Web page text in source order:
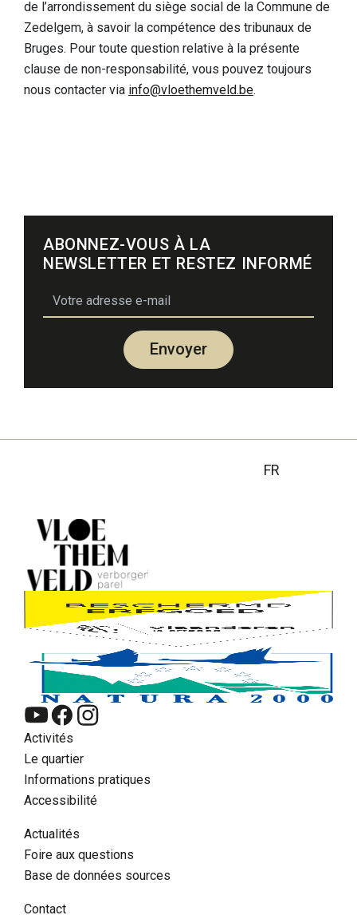
de l’arrondissement du siège social de la Commune de
Zedelgem, à savoir la compétence des tribunaux de
Bruges. Pour toute question relative à la présente
clause de non-responsabilité, vous pouvez toujours
nous contacter via info@vloethemveld.be.
ABONNEZ-VOUS À LA
NEWSLETTER ET RESTEZ INFORMÉ
Envoyer
FR
Activités
Le quartier
Informations pratiques
Accessibilité
Actualités
Foire aux questions
Base de données sources
Contact